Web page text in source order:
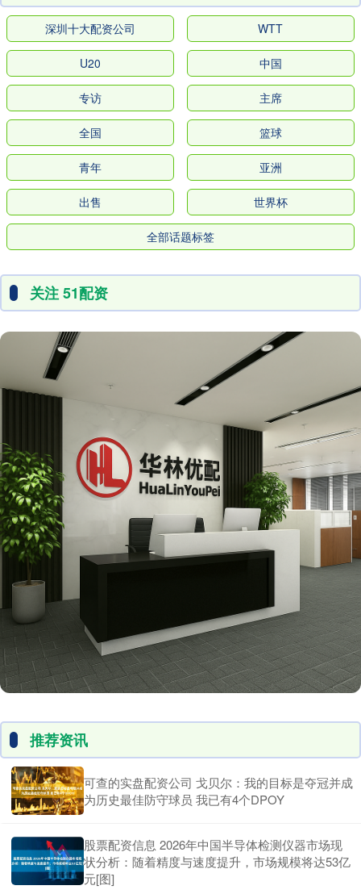
深圳十大配资公司 WTT
U20 中国
专访 主席
全国 篮球
青年 亚洲
出售 世界杯
全部话题标签
关注 51配资
推荐资讯
可查的实盘配资公司 戈贝尔：我的目标是夺冠并成
为历史最佳防守球员 我已有4个DPOY
股票配资信息 2026年中国半导体检测仪器市场现
状分析：随着精度与速度提升，市场规模将达53亿
元[图]